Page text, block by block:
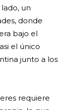
un
donde
bajo el
el único
junto a los
requiere